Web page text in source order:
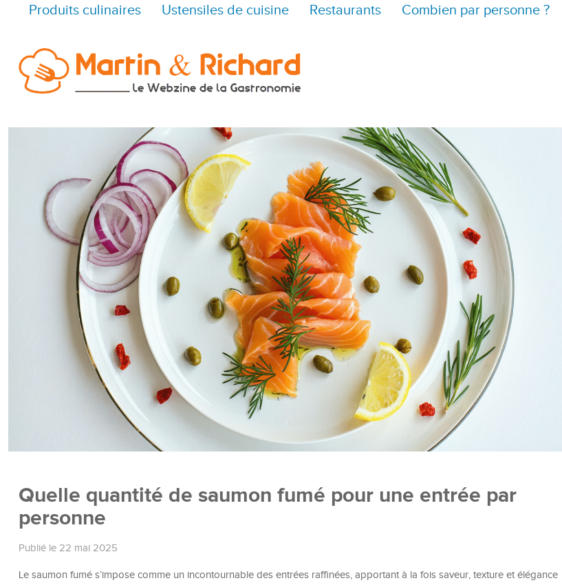
Produits culinaires Ustensiles de cuisine Restaurants Combien par personne ?
Quelle quantité de saumon fumé pour une entrée par
personne
Publié le 22 mai 2025
Le saumon fumé s’impose comme un incontournable des entrées raffinées, apportant à la fois saveur, texture et élégance